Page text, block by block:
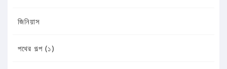
জিনিয়াস
পথের গল্প (১)